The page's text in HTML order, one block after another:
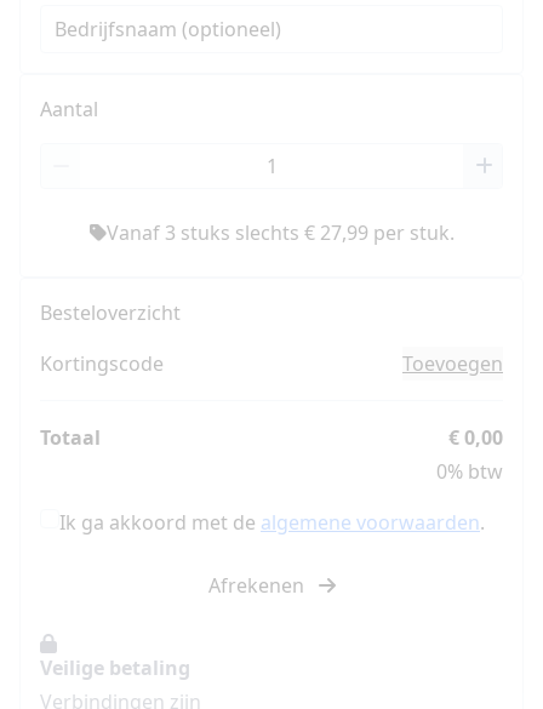
Bedrijfsnaam (optioneel)
Aantal
Vanaf 3 stuks slechts € 27,99 per stuk.
Besteloverzicht
Kortingscode
Toevoegen
Totaal
€ 0,00
0% btw
Ik ga akkoord met de algemene voorwaarden.
Afrekenen
Veilige betaling
Verbindingen zijn